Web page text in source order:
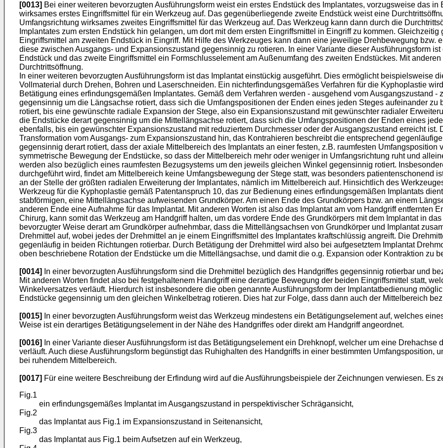
[0013] Bei einer weiteren bevorzugten Ausführungsform weist ein erstes Endstück des Implantates, vorzugsweise das
wirksames erstes Eingriffsmittel für ein Werkzeug auf. Das gegenüberliegende zweite Endstück weist eine
Umfangsrichtung wirksames zweites Eingriffsmittel für das Werkzeug auf. Das Werkzeug kann dann durch die
Implantates zum ersten Endstück hin gelangen, um dort mit dem ersten Eingriffsmittel in Eingriff zu kommen.
Eingriffsmittel am zweiten Endstück in Eingriff. Mit Hilfe des Werkzeuges kann dann eine jeweilige Drehbewegung bzw.
diese zwischen Ausgangs- und Expansionszustand gegensinnig zu rotieren. In einer Variante dieser Ausführungsform
Endstück und das zweite Eingriffsmittel ein Formschlusselement am Außenumfang des zweiten Endstückes. Mit
Durchtrittsöffnung.
In einer weiteren bevorzugten Ausführungsform ist das Implantat einstückig ausgeführt. Dies ermöglicht beispielsweise
Vollmaterial durch Drehen, Bohren und Laserschneiden. Ein nichterfindungsgemäßes Verfahren für die Kyphoplastie
Betätigung eines erfindungsgemäßen Implantates. Gemäß dem Verfahren werden - ausgehend vom Ausgangszustand
gegensinnig um die Längsachse rotiert, dass sich die Umfangspositionen der Enden eines jeden Steges aufeinander
rotiert, bis eine gewünschte radiale Expansion der Stege, also ein Expansionszustand mit gewünschter radialer
die Endstücke derart gegensinnig um die Mittellängsachse rotiert, dass sich die Umfangspositionen der Enden eines
ebenfalls, bis ein gewünschter Expansionszustand mit reduziertem Durchmesser oder der Ausgangszustand erreicht ist.
Transformation vom Ausgangs- zum Expansionszustand hin, das Kontrahieren beschreibt die entsprechend
gegensinnig derart rotiert, dass der axiale Mittelbereich des Implantats an einer festen, z.B. raumfesten
symmetrische Bewegung der Endstücke, so dass der Mittelbereich mehr oder weniger in Umfangsrichtung ruht und
werden also bezüglich eines raumfesten Bezugsystems um den jeweils gleichen Winkel gegensinnig rotiert.
durchgeführt wird, findet am Mittelbereich keine Umfangsbewegung der Stege statt, was besonders patientenschonend
an der Stelle der größten radialen Erweiterung der Implantates, nämlich im Mittelbereich auf. Hinsichtlich des
Werkzeug für die Kyphoplastie gemäß Patentanspruch 10, das zur Bedienung eines erfindungsgemäßen Implantats
stabförmigen, eine Mittellängsachse aufweisenden Grundkörper. Am einen Ende des Grundkörpers bzw. an einem
anderen Ende eine Aufnahme für das Implantat. Mit anderen Worten ist also das Implantat am vom Handgriff entfernten
Chirurg, kann somit das Werkzeug am Handgriff halten, um das vordere Ende des Grundkörpers mit dem Implantat in
bevorzugter Weise derart am Grundkörper aufnehmbar, dass die Mittellängsachsen von Grundkörper und Implantat
Drehmittel auf, wobei jedes der Drehmittel an je einem Eingriffsmittel des Implantates kraftschlüssig angreift. Die
gegenläufig in beiden Richtungen rotierbar. Durch Betätigung der Drehmittel wird also bei aufgesetztem Implantat
oben beschriebene Rotation der Endstücke um die Mittellängsachse, und damit die o.g. Expansion oder Kontraktion zu
[0014]
In einer bevorzugten Ausführungsform sind die Drehmittel bezüglich des Handgriffes gegensinnig rotierbar und
Mit anderen Worten findet also bei festgehaltenem Handgriff eine derartige Bewegung der beiden Eingriffsmittel statt,
Winkelversatzes verläuft. Hierdurch ist insbesondere die oben genannte Ausführungsform der Implantatbedienung
Endstücke gegensinnig um den gleichen Winkelbetrag rotieren. Dies hat zur Folge, dass dann auch der Mittelbereich
[0015]
In einer bevorzugten Ausführungsform weist das Werkzeug mindestens ein Betätigungselement auf, welches
Weise ist ein derartiges Betätigungselement in der Nähe des Handgriffes oder direkt am Handgriff angeordnet.
[0016]
In einer Variante dieser Ausführungsform ist das Betätigungselement ein Drehknopf, welcher um eine
verläuft. Auch diese Ausführungsform begünstigt das Ruhighalten des Handgriffs in einer bestimmten Umfangsposition,
bei ruhendem Mittelbereich.
[0017] Für eine weitere Beschreibung der Erfindung wird auf die Ausführungsbeispiele der Zeichnungen verwiesen. Es
Fig.1
ein erfindungsgemäßes Implantat im Ausgangszustand in perspektivischer Schrägansicht,
Fig.2
das Implantat aus Fig.1 im Expansionszustand in Seitenansicht,
Fig.3
das Implantat aus Fig.1 beim Aufsetzen auf ein Werkzeug,